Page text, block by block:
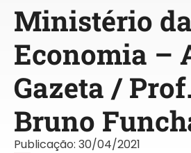
Ministério da
Economia –
Gazeta /
Bruno
Publicação: 30/04/2021